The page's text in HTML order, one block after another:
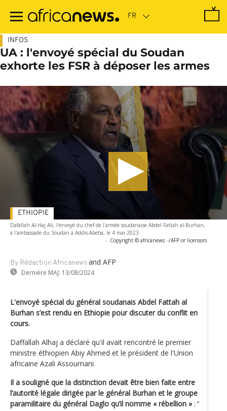
contenu
INFOS
UA : l'envoyé spécial du Soudan
exhorte les FSR à déposer les armes
Dafallah Al-Haj Ali, l'envoyé du chef de l'armée soudanaise Abdel Fattah al-Burhan,
à l'ambassade du Soudan à Addis-Abeba, le 4 mai 2023.
- Copyright © africanews -/AFP or licensors
By Rédaction Africanews and AFP
Dernière MAJ: 13/08/2024
ETHIOPIE
L'envoyé spécial du général soudanais Abdel Fattah al
Burhan s’est rendu en Ethiopie pour discuter du conflit en
cours.
Daffallah Alhaj a déclaré qu'il avait rencontré le premier
ministre éthiopien Abiy Ahmed et le président de l'Union
africaine Azali Assoumani.
Il a souligné que la distinction devait être bien faite entre
l’autorité légale dirigée par le général Burhan et le groupe
paramilitaire du général Daglo qu’il nomme « rébellion » : "